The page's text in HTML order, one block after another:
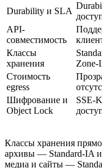
Durability и SLA
API-
совместимость
Классы
хранения
Zone-
Стоимость
egress
Шифрование и
Object Lock
SSE-
Классы хранения
архивы — Standard-IA
медиа и сайты —